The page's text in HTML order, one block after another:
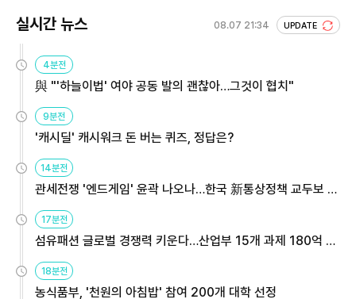
실시간 뉴스 08.07 21:34 UPDATE
4분전
與 "'하늘이법' 여야 공동 발의 괜찮아…그것이 협치"
9분전
'캐시딜' 캐시워크 돈 버는 퀴즈, 정답은?
14분전
관세전쟁 '엔드게임' 윤곽 나오나…한국 新통상정책 교두보 활
17분전
섬유패션 글로벌 경쟁력 키운다…산업부 15개 과제 180억 지
18분전
농식품부, '천원의 아침밥' 참여 200개 대학 선정